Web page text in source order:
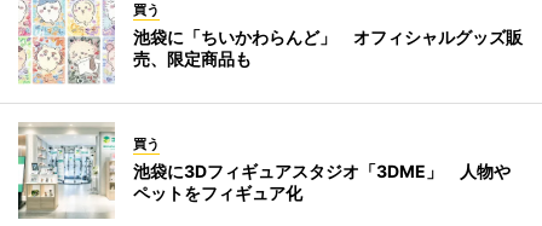
買う
池袋に「ちいかわらんど」 オフィシャルグッズ販
売、限定商品も
買う
池袋に3Dフィギュアスタジオ「3DME」 人物や
ペットをフィギュア化